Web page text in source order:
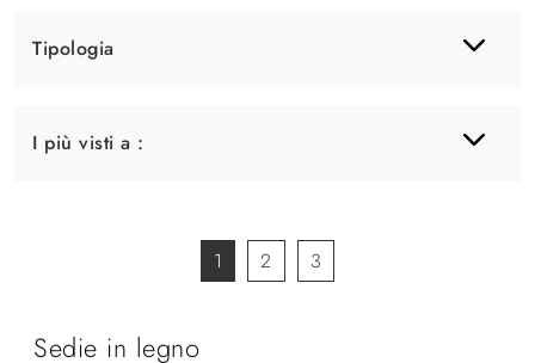
Tipologia
I più visti a :
1 2 3
Sedie in legno